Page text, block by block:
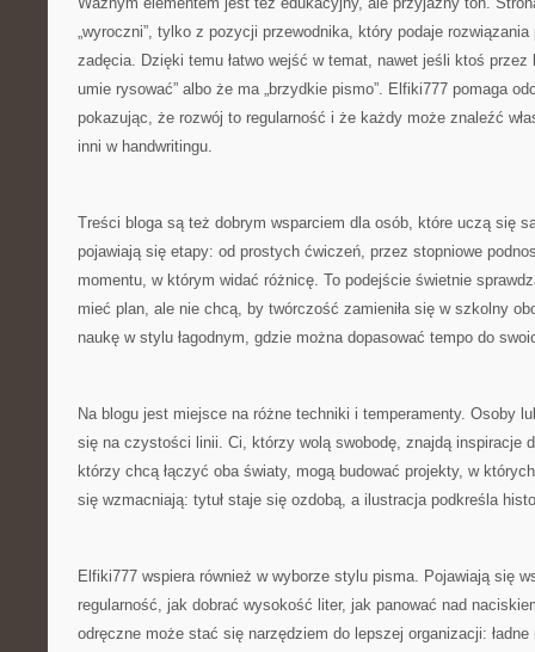
„wyroczni”, tylko z pozycji przewodnika, który podaje
zadęcia. Dzięki temu łatwo wejść w temat, nawet jeśli ktoś przez
umie rysować” albo że ma „brzydkie pismo”. Elfiki777 pomaga
pokazując, że rozwój to regularność i że każdy może znaleźć
inni w handwritingu.
Treści bloga są też dobrym wsparciem dla osób, które uczą się
pojawiają się etapy: od prostych ćwiczeń, przez stopniowe
momentu, w którym widać różnicę. To podejście świetnie
mieć plan, ale nie chcą, by twórczość zamieniła się w szkolny
naukę w stylu łagodnym, gdzie można dopasować tempo do
Na blogu jest miejsce na różne techniki i temperamenty. Osoby
się na czystości linii. Ci, którzy wolą swobodę, znajdą inspiracje
którzy chcą łączyć oba światy, mogą budować projekty, w
się wzmacniają: tytuł staje się ozdobą, a ilustracja podkreśla
Elfiki777 wspiera również w wyborze stylu pisma. Pojawiają się
regularność, jak dobrać wysokość liter, jak panować nad
odręczne może stać się narzędziem do lepszej organizacji: ładne